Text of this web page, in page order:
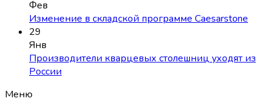
Фев
Изменение в складской программе Caesarstone
29
Янв
Производители кварцевых столешниц уходят из
России
Меню